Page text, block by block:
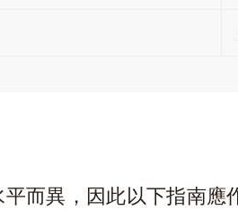
而異，因此以下指南